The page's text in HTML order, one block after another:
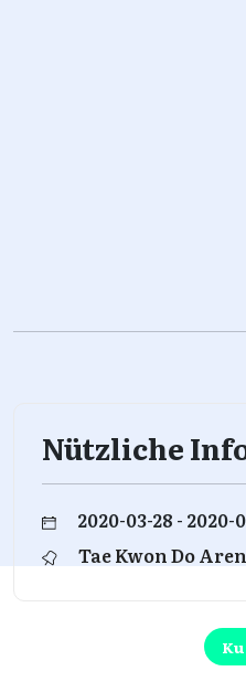
Nützliche
2020-03-28 - 2020-
Tae Kwon Do